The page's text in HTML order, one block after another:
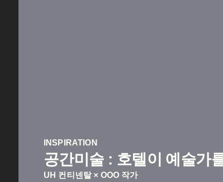
INSPIRATION
공간미술 : 호텔이 예술가
UH 컨티넨탈 × OOO 작가